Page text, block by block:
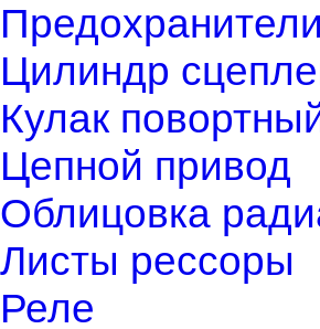
Предохранители
Цилиндр
Кулак
Цепной привод
Облицовка
Листы рессоры
Реле